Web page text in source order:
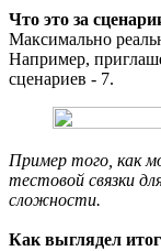
Что это за
Максимально
Например,
сценариев - 7.
Пример того, как
тестовой связки
сложности.
Как выглядел